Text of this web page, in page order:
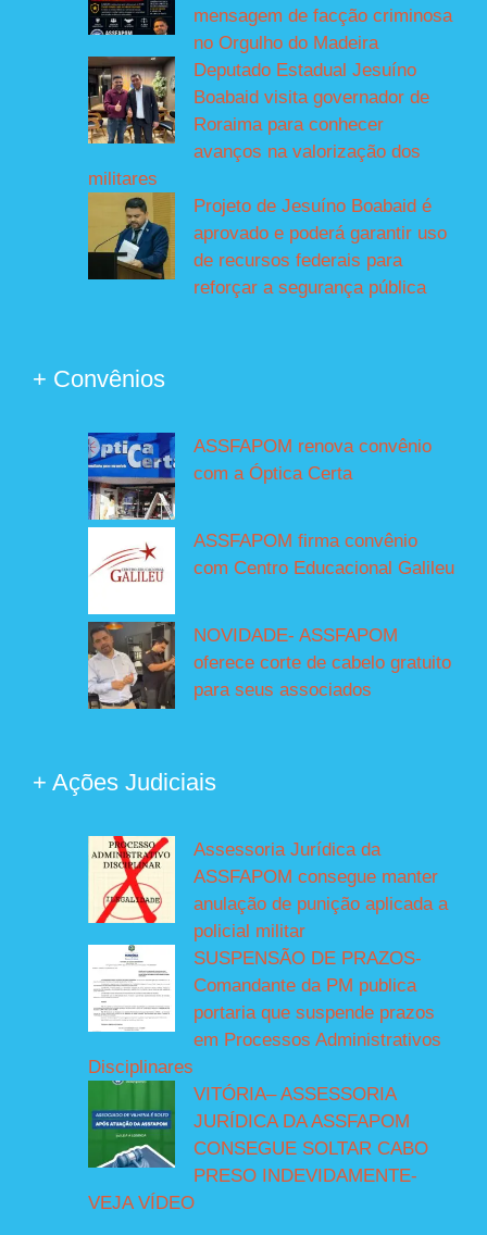
mensagem de facção criminosa
no Orgulho do Madeira
Deputado Estadual Jesuíno
Boabaid visita governador de
Roraima para conhecer
avanços na valorização dos
militares
Projeto de Jesuíno Boabaid é
aprovado e poderá garantir uso
de recursos federais para
reforçar a segurança pública
+ Convênios
ASSFAPOM renova convênio
com a Óptica Certa
ASSFAPOM firma convênio
com Centro Educacional Galileu
NOVIDADE- ASSFAPOM
oferece corte de cabelo gratuito
para seus associados
+ Ações Judiciais
Assessoria Jurídica da
ASSFAPOM consegue manter
anulação de punição aplicada a
policial militar
SUSPENSÃO DE PRAZOS-
Comandante da PM publica
portaria que suspende prazos
em Processos Administrativos
Disciplinares
VITÓRIA– ASSESSORIA
JURÍDICA DA ASSFAPOM
CONSEGUE SOLTAR CABO
PRESO INDEVIDAMENTE-
VEJA VÍDEO